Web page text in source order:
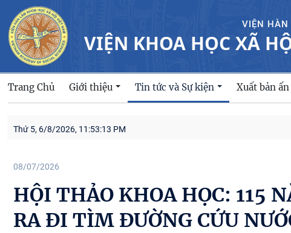
VIỆN HÀN
VIỆN KHOA HỌC XÃ
Trang Chủ Giới thiệu Tin tức và Sự kiện Xuất bản
Thứ 5, 6/8/2026, 11:53:14 PM
08/07/2026
HỘI THẢO KHOA HỌC: 115
RA ĐI TÌM ĐƯỜNG CỨU